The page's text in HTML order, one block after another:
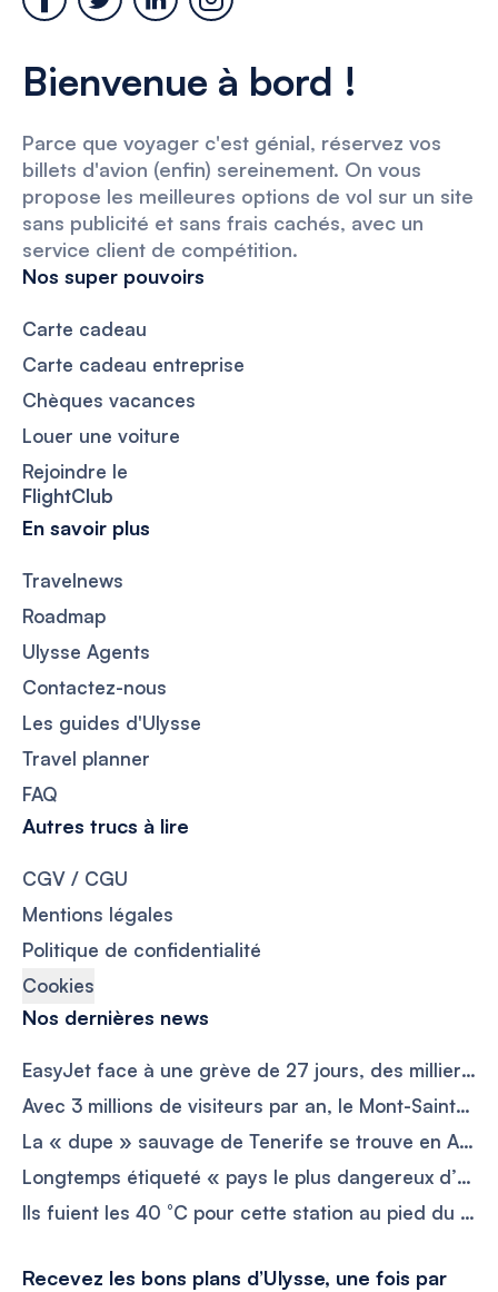
Bienvenue à bord !
Parce que voyager c'est génial, réservez vos
billets d'avion (enfin) sereinement. On vous
propose les meilleures options de vol sur un site
sans publicité et sans frais cachés, avec un
service client de compétition.
Nos super pouvoirs
Carte cadeau
Carte cadeau entreprise
Chèques vacances
Louer une voiture
Rejoindre le
FlightClub
En savoir plus
Travelnews
Roadmap
Ulysse Agents
Contactez-nous
Les guides d'Ulysse
Travel planner
FAQ
Autres trucs à lire
CGV / CGU
Mentions légales
Politique de confidentialité
Cookies
Nos dernières news
EasyJet face à une grève de 27 jours, des milliers de vacanciers risquent de voir leurs vols perturbés
Avec 3 millions de visiteurs par an, le Mont-Saint-Michel suffoque sous le tourisme et pourrait changer les règles d’accès
La « dupe » sauvage de Tenerife se trouve en Afrique et coûte moins de 60 € par jour
Longtemps étiqueté « pays le plus dangereux d’Europe », il explose pourtant les réservations avec +288 % cet été
Ils fuient les 40 °C pour cette station au pied du Mont-Blanc où il fait encore 20 °C en août
Recevez les bons plans d’Ulysse, une fois par